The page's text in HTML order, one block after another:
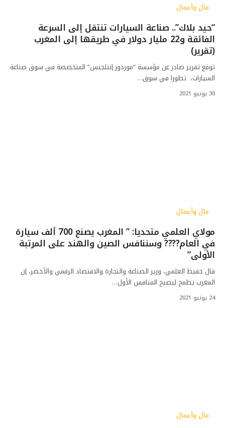
مال وأعمال
“حيد بلاك”.. صناعة السيارات تنتقل إلى السرعة
الفائقة و22 مليار دولار في طريقها إلى المغرب
(تقرير)
توقع تقرير صادر عن مؤسسة “موردور إنتلجنس” المتخصصة في سوق صناعة
السيارات، تطورا في سوق…
30 يونيو 2021
مال وأعمال
مولاي العلمي متحديا: ” المغرب يصنع 700 ألف سيارة
في العام???? وسننافس الصين والهند على المرتبة
الأولى”
قال حفيظ العلمي، وزير الصناعة والتجارة والاقتصاد الرقمي والأخضر، إن
المغرب يطمح ليصبح المنافس الأول…
24 يونيو 2021
مال وأعمال